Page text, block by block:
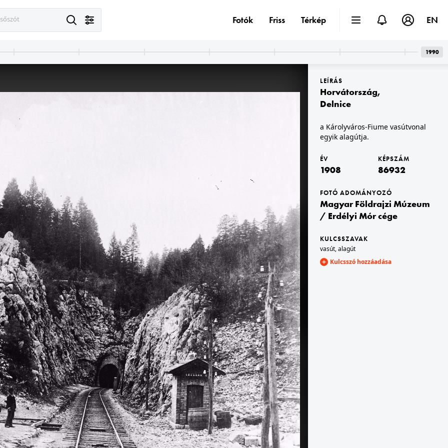
Románia,Erdély
1908 · Alsórákos
a Bethlen-bástya részlete.
1908 · Rastoke
vízesés.
1908 · Fiume
Orehovica (később a város része), híd a Recsina folyó völgye felett.
1908 · Fiume
Orehovica (később a város része), híd a Recsina folyó völgye felett.
1908 · Fiume
a Szent Anna híd Draga és Sušak városrészek határán, a Károlyváros - Fiume vasútvonalon.
1908 · Hreljin
a Zágráb - Fiume vasútvonal Plase településrész és Zlobin között.
LEÍRÁS
Horvátország,
Delnice
a Károlyváros-Fiume vasútvonal
egyik alagútja.
ÉV
1908
KÉPSZÁM
86932
FOTÓ ADOMÁNYOZÓ
Magyar Földrajzi Múzeum
/ Erdélyi Mór cége
KULCSSZAVAK
vasút,alagút
Kulcsszó hozzáadása
Fotók Friss Térkép EN
1990